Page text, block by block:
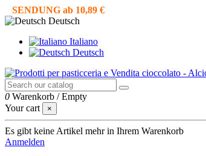
SENDUNG ab 10,89 €
Deutsch
Italiano
Deutsch
0 Warenkorb /Empty
Your cart
×
Es gibt keine Artikel mehr in Ihrem Warenkorb
Anmelden